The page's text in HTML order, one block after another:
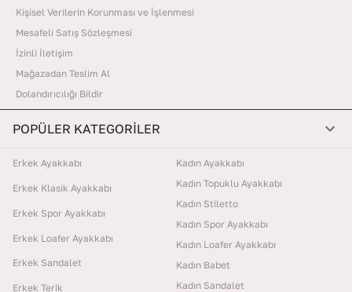
Kişisel Verilerin Korunması ve İşlenmesi
Mesafeli Satış Sözleşmesi
İzinli İletişim
Mağazadan Teslim Al
Dolandırıcılığı Bildir
POPÜLER KATEGORİLER
Erkek Ayakkabı
Erkek Klasik Ayakkabı
Erkek Spor Ayakkabı
Erkek Loafer Ayakkabı
Erkek Sandalet
Erkek Terik
Kadın Ayakkabı
Kadın Topuklu Ayakkabı
Kadın Stiletto
Kadın Spor Ayakkabı
Kadın Loafer Ayakkabı
Kadın Babet
Kadın Sandalet